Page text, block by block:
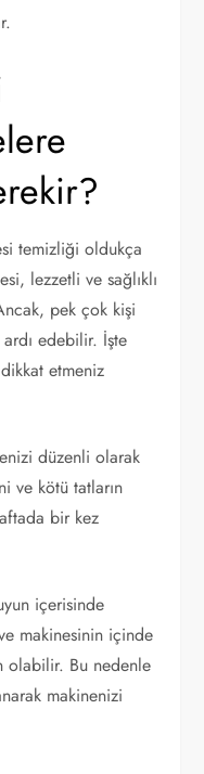
temizliği oldukça
lezzetli ve sağlıklı
pek çok kişi
edebilir. İşte
etmeniz
düzenli olarak
ve kötü tatların
bir kez
içerisinde
makinesinin içinde
olabilir. Bu nedenle
makinenizi